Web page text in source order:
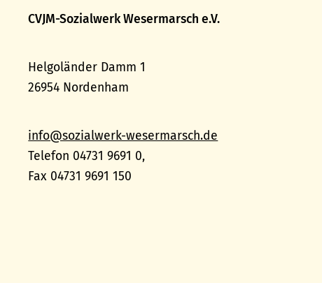
CVJM-Sozialwerk Wesermarsch e.V.
Helgoländer Damm 1
26954 Nordenham
info@sozialwerk-wesermarsch.de
Telefon 04731 9691 0,
Fax 04731 9691 150